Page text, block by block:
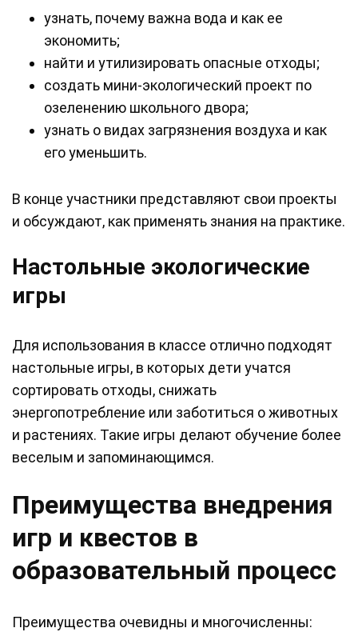
узнать, почему важна вода и как ее
экономить;
найти и утилизировать опасные отходы;
создать мини-экологический проект по
озеленению школьного двора;
узнать о видах загрязнения воздуха и как
его уменьшить.
В конце участники представляют свои проекты
и обсуждают, как применять знания на практике.
Настольные экологические
игры
Для использования в классе отлично подходят
настольные игры, в которых дети учатся
сортировать отходы, снижать
энергопотребление или заботиться о животных
и растениях. Такие игры делают обучение более
веселым и запоминающимся.
Преимущества внедрения
игр и квестов в
образовательный процесс
Преимущества очевидны и многочисленны: